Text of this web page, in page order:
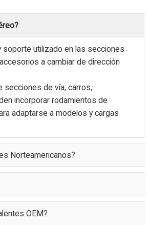
soporte utilizado en las secciones
a cambiar de dirección
secciones de vía, carros,
incorporar rodamientos de
adaptarse a modelos y cargas
Norteamericanos?
OEM?